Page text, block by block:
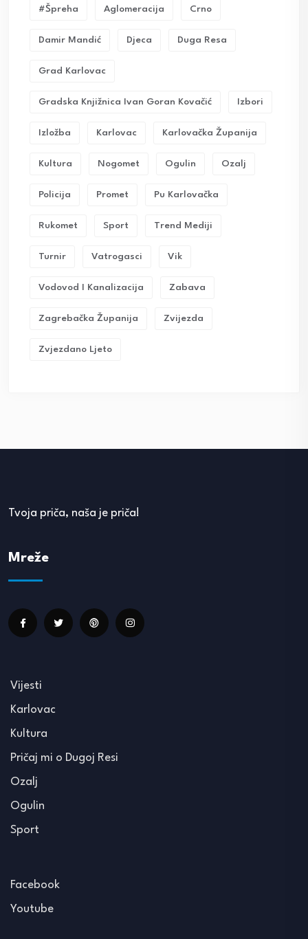
#Špreha Aglomeracija Crno
Damir Mandić Djeca Duga Resa
Grad Karlovac
Gradska Knjižnica Ivan Goran Kovačić Izbori
Izložba Karlovac Karlovačka Županija
Kultura Nogomet Ogulin Ozalj
Policija Promet Pu Karlovačka
Rukomet Sport Trend Mediji
Turnir Vatrogasci Vik
Vodovod I Kanalizacija Zabava
Zagrebačka Županija Zvijezda
Zvjezdano Ljeto
Tvoja priča, naša je priča!
Mreže
Vijesti
Karlovac
Kultura
Pričaj mi o Dugoj Resi
Ozalj
Ogulin
Sport
Facebook
Youtube